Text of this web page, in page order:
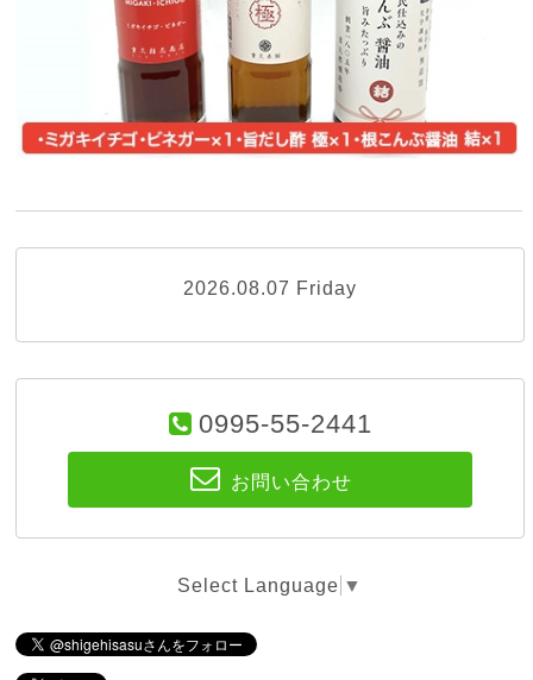
2026.08.07 Friday
0995-55-2441
お問い合わせ
Select Language ▼